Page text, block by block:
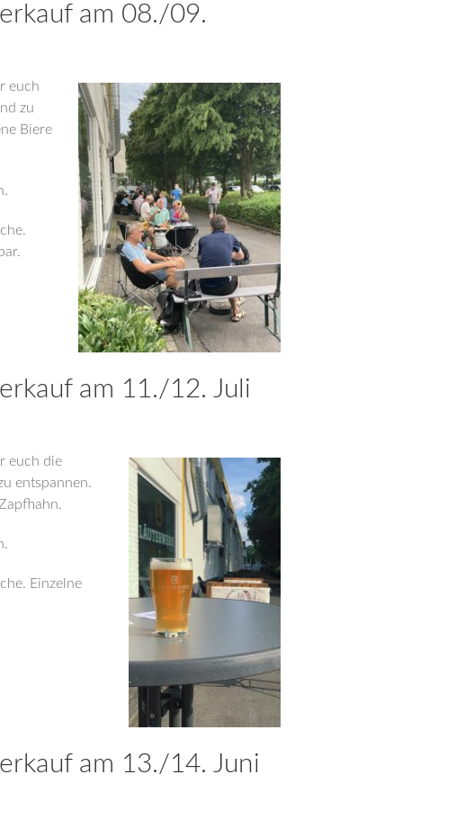
am 08./09.
euch
zu
Biere
am 11./12. Juli
euch die
entspannen.
Einzelne
am 13./14. Juni